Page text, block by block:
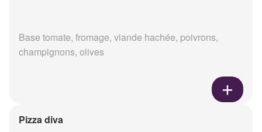
Base tomate, fromage, viande hachée, poivrons,
champignons, olives
Pizza diva